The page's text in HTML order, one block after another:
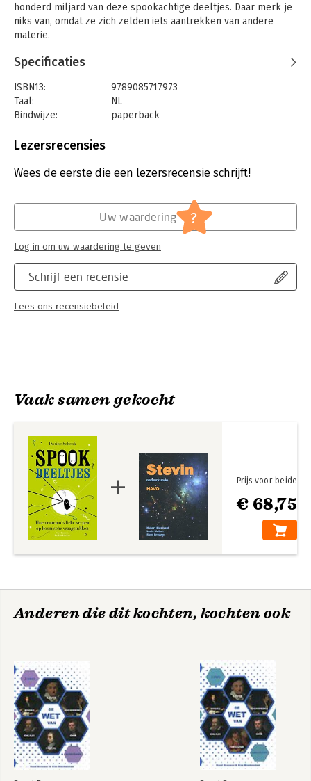
honderd miljard van deze spookachtige deeltjes. Daar merk je
niks van, omdat ze zich zelden iets aantrekken van andere
materie.
Dat maakt het ontzettend lastig om neutrino’s te bestuderen.
Om toch een glimp van ze op te vangen, werken
natuurkundigen aan megalomane experimenten met
kilometers grote detectoren in het zuidpoolijs en op de bodem
van de Middellandse Zee.
In Spookdeeltjes vertelt wetenschapsjournalist Dorine Schenk
hoe en waarom natuurkundigen alles uit de kast halen om
neutrino’s op te sporen. Ze laat zien dat deze mysterieuze
deeltjes kunnen helpen bij het oplossen van grote kosmische
waarom er nauwelijks antimaterie is in het heelal.
Specificaties
ISBN13:
9789085717973
Taal:
NL
Bindwijze:
paperback
Druk:
Lezersrecensies
Wees de eerste die een lezersrecensie schrijft!
Schrijf een recensie
Lees ons recensiebeleid
Uw waardering ?
Log in om uw waardering te geven
Vaak samen gekocht
€ 68,75
Prijs voor beide
Anderen die dit kochten, kochten ook